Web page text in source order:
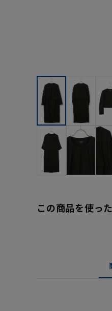
この商品を使っ